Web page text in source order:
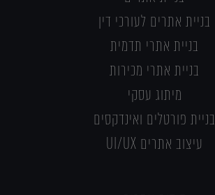
בניית אתרים לעורכי דין
בניית אתרי תדמית
בניית אתרי מכירות
מיתוג עסקי
בניית פורטלים ואינדקסים
עיצוב אתרים UI/UX